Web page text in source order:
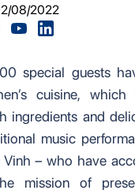
08/2022
special guests
cuisine,
ingredients and
music
– who have
mission of